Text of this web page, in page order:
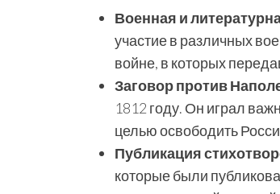
Военная и
участие в различных
войне, в которых
Заговор против
1812 году. Он играл
целью освободить
Публикация
которые были